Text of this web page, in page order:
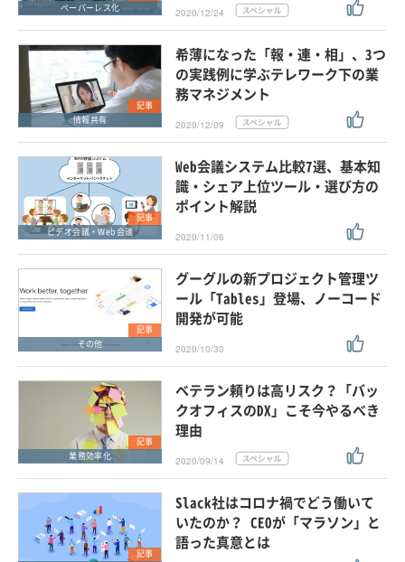
ペーパーレス化
2020/12/24
記事
情報共有
希薄になった「報・連・相」、3つ
の実践例に学ぶテレワーク下の業
務マネジメント
2020/12/09
記事
ビデオ会議・Web会議
Web会議システム比較7選、基本知
識・シェア上位ツール・選び方の
ポイント解説
2020/11/06
記事
その他
グーグルの新プロジェクト管理ツ
ール「Tables」登場、ノーコード
開発が可能
2020/10/30
記事
業務効率化
ベテラン頼りは高リスク？「バッ
クオフィスのDX」こそ今やるべき
理由
2020/09/14
記事
Slack社はコロナ禍でどう働いて
いたのか？ CEOが「マラソン」と
語った真意とは